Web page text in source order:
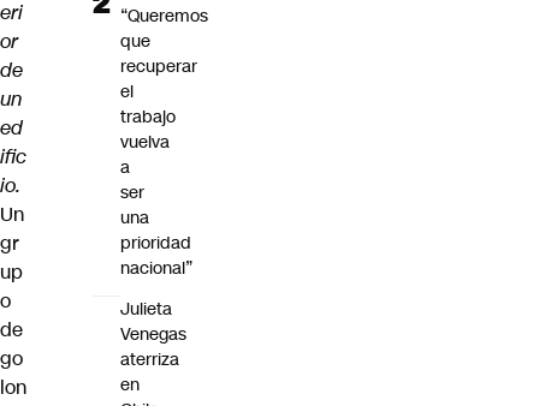
eri
or
de
un
ed
ific
io.
Un
gr
up
o
de
go
lon
“Queremos
que
recuperar
el
trabajo
vuelva
a
ser
una
prioridad
nacional”
Julieta
Venegas
aterriza
en